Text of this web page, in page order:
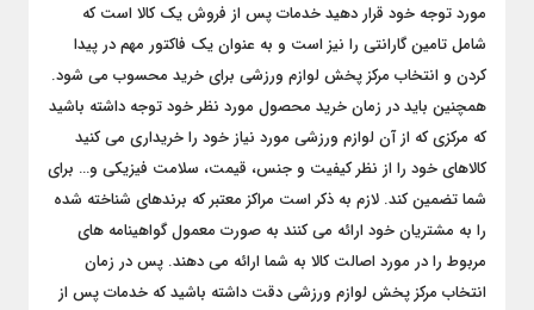
مورد توجه خود قرار دهید خدمات پس از فروش یک کالا است که
شامل تامین گارانتی را نیز است و به عنوان یک فاکتور مهم در پیدا
کردن و انتخاب مرکز پخش لوازم ورزشی برای خرید محسوب می شود.
همچنین باید در زمان خرید محصول مورد نظر خود توجه داشته باشید
که مرکزی که از آن لوازم ورزشی مورد نیاز خود را خریداری می کنید
کالاهای خود را از نظر کیفیت و جنس، قیمت، سلامت فیزیکی و… برای
شما تضمین کند. لازم به ذکر است مراکز معتبر که برندهای شناخته شده
را به مشتریان خود ارائه می کنند به صورت معمول گواهینامه های
مربوط را در مورد اصالت کالا به شما ارائه می دهند. پس در زمان
انتخاب مرکز پخش لوازم ورزشی دقت داشته باشید که خدمات پس از